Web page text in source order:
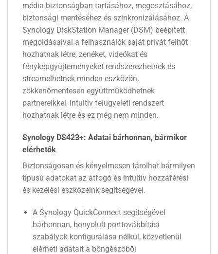
média biztonságban tartásához, megosztásához,
biztonsági mentéséhez és szinkronizálásához. A
Synology DiskStation Manager (DSM) beépített
megoldásaival a felhasználók saját privát felhőt
hozhatnak létre, zenéket, videókat és
fényképgyűjteményeket rendszerezhetnek és
streamelhetnek minden eszközön,
zökkenőmentesen együttműködhetnek
partnereikkel, intuitív felügyeleti rendszert
hozhatnak létre és ez még nem minden.
Synology DS423+: Adatai bárhonnan, bármikor
elérhetők
Biztonságosan és kényelmesen tárolhat bármilyen
típusú adatokat az átfogó és intuitív hozzáférési
és kezelési eszközeink segítségével.
A Synology QuickConnect segítségével
bárhonnan, bonyolult porttovábbítási
szabályok konfigurálása nélkül, közvetlenül
elérheti adatait a böngészőből